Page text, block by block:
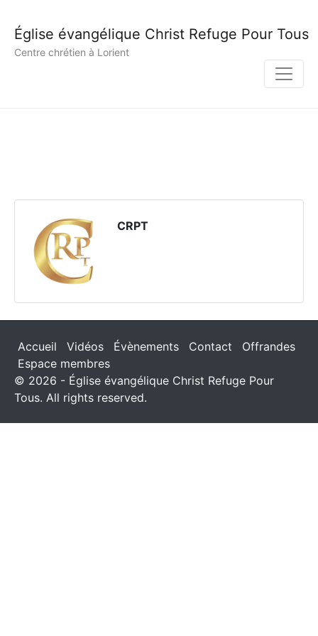
Église évangélique Christ Refuge Pour Tous
Centre chrétien à Lorient
CRPT
Accueil Vidéos Évènements Contact
Offrandes
Espace membres
© 2026 - Église évangélique Christ Refuge Pour
Tous. All rights reserved.